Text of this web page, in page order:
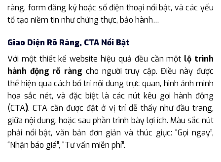
ràng, form đăng ký hoặc số điện thoại nổi bật, và các yếu
tố tạo niềm tin như chứng thực, bảo hành…
Giao Diện Rõ Ràng, CTA Nổi Bật
Với một thiết kế website hiệu quả đều cần một lộ trình
hành động rõ ràng cho người truy cập. Điều này được
thể hiện qua cách bố trí nội dung trực quan, hình ảnh minh
họa sắc nét, và đặc biệt là các nút kêu gọi hành động
(CTA). CTA cần được đặt ở vị trí dễ thấy như đầu trang,
giữa nội dung, hoặc sau phần trình bày lợi ích. Màu sắc nút
phải nổi bật, văn bản đơn giản và thúc giục: “Gọi ngay”,
“Nhận báo giá”, “Tư vấn miễn phí”.